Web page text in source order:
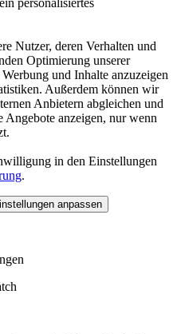
Nutzer, deren Verhalten und
Optimierung unserer
und Inhalte anzuzeigen
Außerdem können wir
Anbietern abgleichen und
Angebote anzeigen, nur wenn
in den Einstellungen
.
anpassen